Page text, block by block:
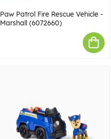
Paw Patrol Fire Rescue Vehicle -
Marshall (6072660)